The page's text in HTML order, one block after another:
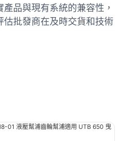
品與現有系統的兼容性，
估批發商在及時交貨和技術